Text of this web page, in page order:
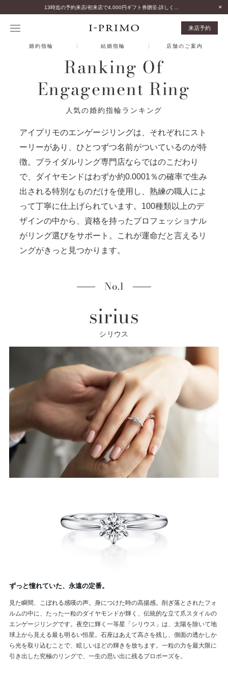
来店予約
婚約指輪 結婚指輪 店舗のご案内
Ranking Of
Engagement Ring
人気の婚約指輪ランキング
アイプリモのエンゲージリングは、それぞれにスト
ーリーがあり、ひとつずつ名前がついているのが特
徴。ブライダルリング専門店ならではのこだわり
で、ダイヤモンドはわずか約0.0001％の確率で生み
出される特別なものだけを使用し、熟練の職人によ
って丁寧に仕上げられています。100種類以上のデ
ザインの中から、資格を持ったプロフェッショナル
がリング選びをサポート。これが運命だと言えるリ
ングがきっと見つかります。
No.1
sirius
シリウス
ずっと憧れていた、永遠の定番。
見た瞬間、こぼれる感嘆の声。身につけた時の高揚感。削ぎ落とされたフォ
ルムの中に、たった一粒のダイヤモンドが輝く、伝統的な立て爪スタイルの
エンゲージリングです。夜空に輝く一等星「シリウス」は、太陽を除いて地
球上から見える最も明るい恒星。石座はあえて高さを残し、側面の透かしか
ら光を取り込むことで、眩しいほどの輝きを放ちます。一粒の力を最大限に
引き出した究極のリングで、一生の思い出に残るプロポーズを。